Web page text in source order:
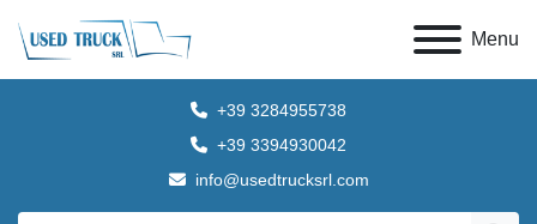
Menu
+39 3284955738
+39 3394930042
info@usedtrucksrl.com